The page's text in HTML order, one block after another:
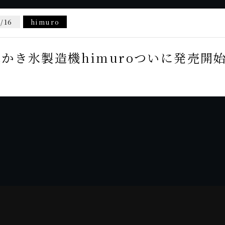
16 himuro
き氷製造機himuroついに発売開